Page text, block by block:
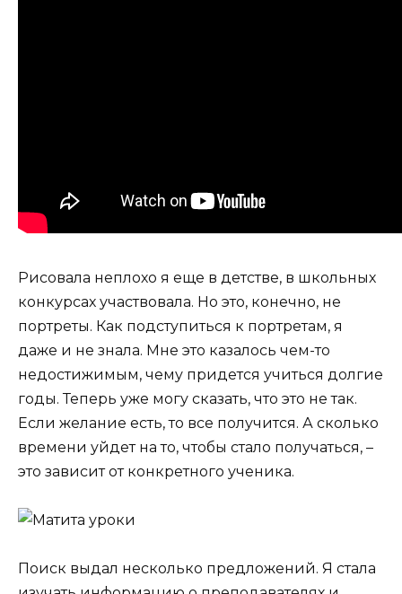
Рисовала неплохо я еще в детстве, в школьных
конкурсах участвовала. Но это, конечно, не
портреты. Как подступиться к портретам, я
даже и не знала. Мне это казалось чем-то
недостижимым, чему придется учиться долгие
годы. Теперь уже могу сказать, что это не так.
Если желание есть, то все получится. А сколько
времени уйдет на то, чтобы стало получаться, –
это зависит от конкретного ученика.
Поиск выдал несколько предложений. Я стала